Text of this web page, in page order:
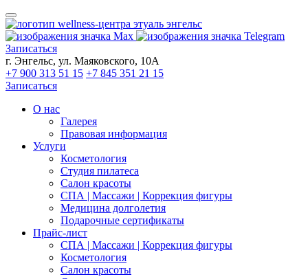
Записаться
г. Энгельс, ул. Маяковского, 10А
+7 900 313 51 15 +7 845 351 21 15
Записаться
О нас
Галерея
Правовая информация
Услуги
Косметология
Студия пилатеса
Салон красоты
СПА | Массажи | Коррекция фигуры
Медицина долголетия
Подарочные сертификаты
Прайс-лист
СПА | Массажи | Коррекция фигуры
Косметология
Салон красоты